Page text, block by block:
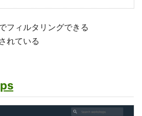
フィルタリングできる
れている